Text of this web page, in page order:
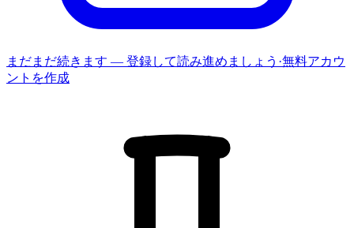
まだまだ続きます — 登録して読み進めましょう ·無料アカウ
ントを作成